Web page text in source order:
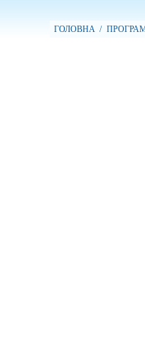
ГОЛОВНА /